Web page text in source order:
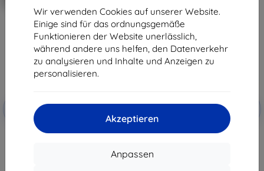
Wir verwenden Cookies auf unserer Website.
Einige sind für das ordnungsgemäße
Funktionieren der Website unerlässlich,
während andere uns helfen, den Datenverkehr
zu analysieren und Inhalte und Anzeigen zu
personalisieren.
Akzeptieren
Anpassen
mit
Beline Silikonhülle für Samsung
EXTRA10
3MK Matt Case Samsung Galaxy